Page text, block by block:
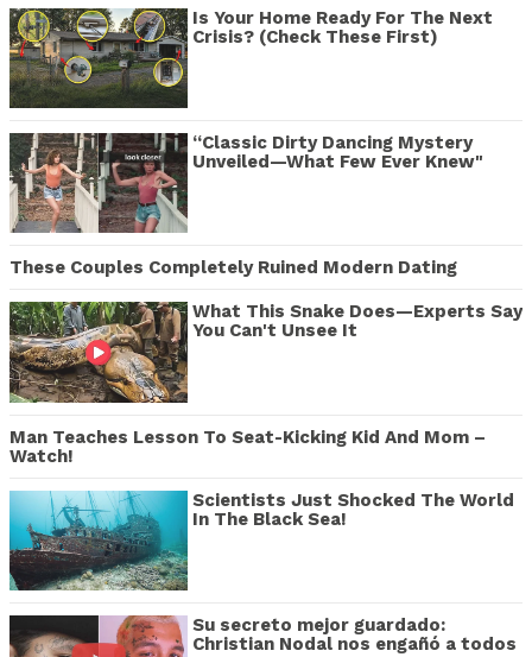
Is Your Home Ready For The Next
Crisis? (Check These First)
“Classic Dirty Dancing Mystery
Unveiled—What Few Ever Knew"
These Couples Completely Ruined Modern Dating
What This Snake Does—Experts Say
You Can't Unsee It
Man Teaches Lesson To Seat-Kicking Kid And Mom –
Watch!
Scientists Just Shocked The World
In The Black Sea!
Su secreto mejor guardado:
Christian Nodal nos engañó a todos